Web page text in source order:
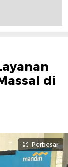
di
Perbesar